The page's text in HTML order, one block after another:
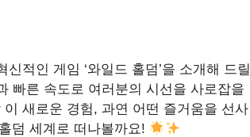
적인 게임 ‘와일드 홀덤’을 소개해 드릴
빠른 속도로 여러분의 시선을 사로잡을
새로운 경험, 과연 어떤 즐거움을 선사
덤 세계로 떠나볼까요!